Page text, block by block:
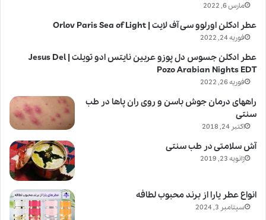
مارس 6, 2022
عطر ادکلن اورلوو سی آف لایت | Orlov Paris Sea of Light
فوریه 24, 2022
عطر ادکلن جسوس دل پوزو عربین نایتس ادو تویلت | Jesus Del
Pozo Arabian Nights EDT
فوریه 26, 2022
راههای درمان جوش باسن و روی ران پاها در طب
سنتی
اکتبر 24, 2018
آش سلامتی در طب سنتی
ژانویه 23, 2019
انواع عطر یارا از برند محبوب لطافه
سپتامبر 3, 2024